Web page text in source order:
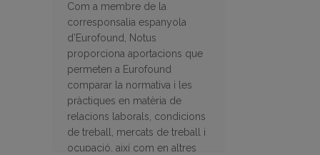
Com a membre de la
corresponsalia espanyola
d’Eurofound, Notus
proporciona aportacions que
permeten a Eurofound
comparar la normativa i les
pràctiques en matèria de
relacions laborals, condicions
de treball, mercats de treball i
ocupació, així com en altres